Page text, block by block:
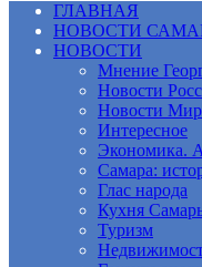
ГЛАВНАЯ
НОВОСТИ
НОВОСТИ
Мнение
Новости
Новости
Интересное
Экономика.
Самара:
Глас народа
Кухня
Туризм